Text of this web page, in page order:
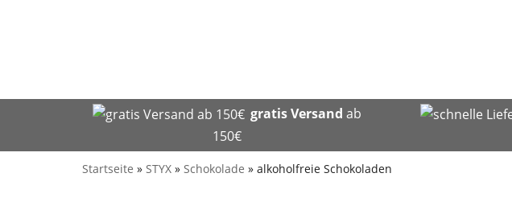
gratis Versand ab
150€
Startseite » STYX » Schokolade » alkoholfreie Schokoladen